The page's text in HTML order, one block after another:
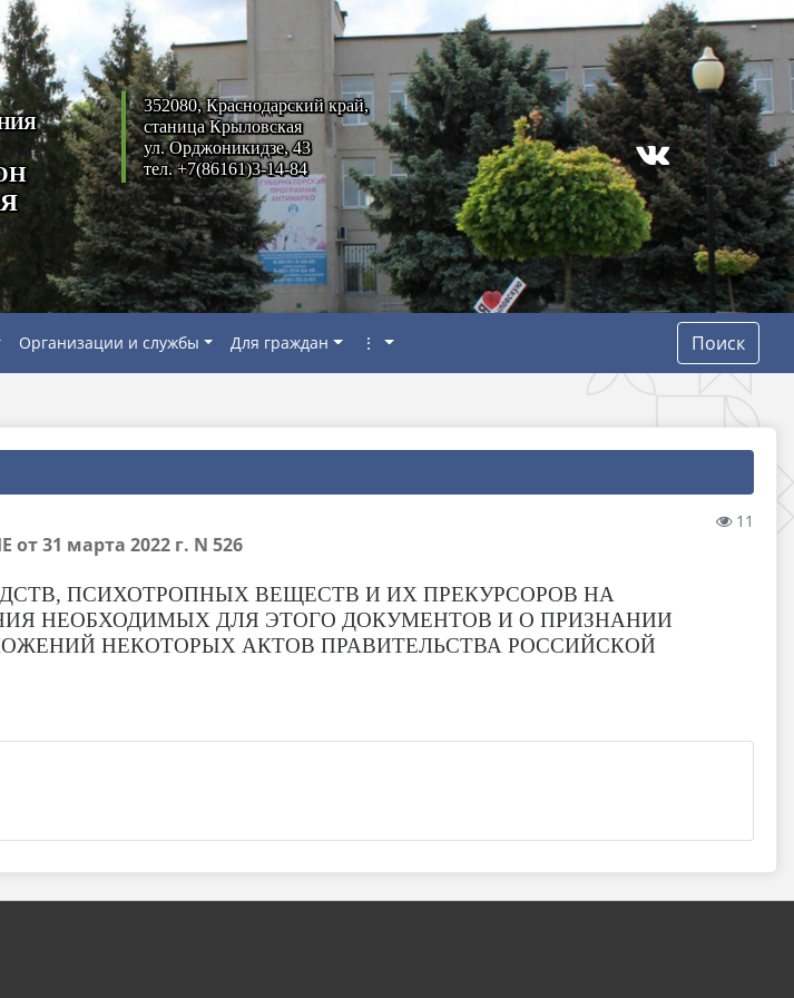
352080, Краснодарский край,
станица Крыловская
ул. Орджоникидзе, 43
тел. +7(86161)3-14-84
Организации и службы Для граждан ⋮ Поиск
11
31 марта 2022 г. N 526
ПСИХОТРОПНЫХ ВЕЩЕСТВ И ИХ ПРЕКУРСОРОВ НА
НЕОБХОДИМЫХ ДЛЯ ЭТОГО ДОКУМЕНТОВ И О ПРИЗНАНИИ
НЕКОТОРЫХ АКТОВ ПРАВИТЕЛЬСТВА РОССИЙСКОЙ